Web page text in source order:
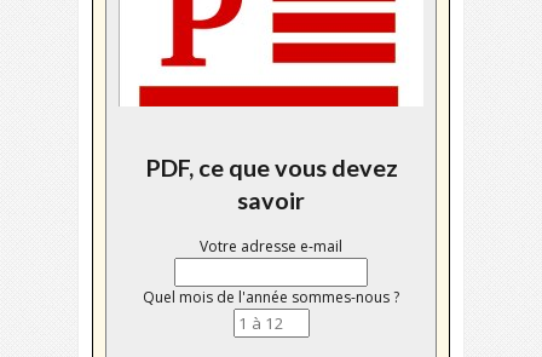
PDF, ce que vous devez
savoir
Votre adresse e-mail
Quel mois de l'année sommes-nous ?